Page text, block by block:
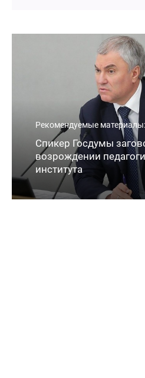
Рекомендуемые материалы:
Спикер Госдумы
возрождении
института